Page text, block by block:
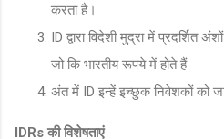
करता है।
ID द्वारा विदेशी मुद्रा में प्रदर्शित
जो कि भारतीय रूपये में होते हैं
अंत में ID इन्हें इच्छुक निवेशकों को
IDRs की विशेषताएं